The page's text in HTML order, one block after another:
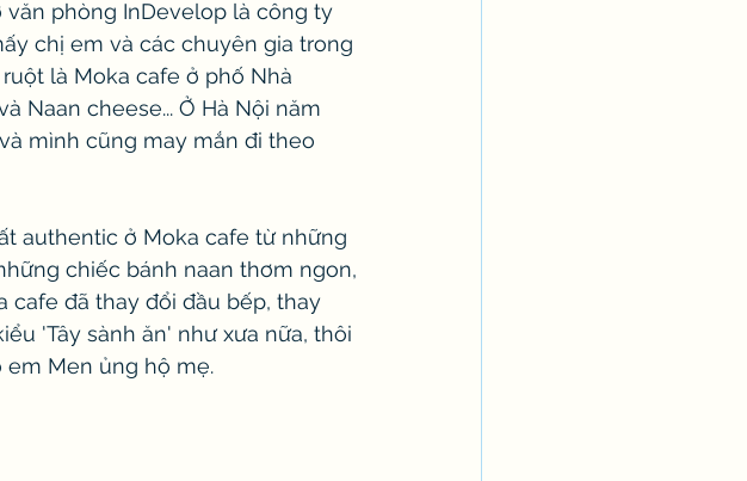
phòng InDevelop là công ty
chị em và các chuyên gia trong
là Moka cafe ở phố Nhà
Naan cheese... Ở Hà Nội năm
mình cũng may mắn đi theo
authentic ở Moka cafe từ những
chiếc bánh naan thơm ngon,
cafe đã thay đổi đầu bếp, thay
'Tây sành ăn' như xưa nữa, thôi
em Men ủng hộ mẹ.